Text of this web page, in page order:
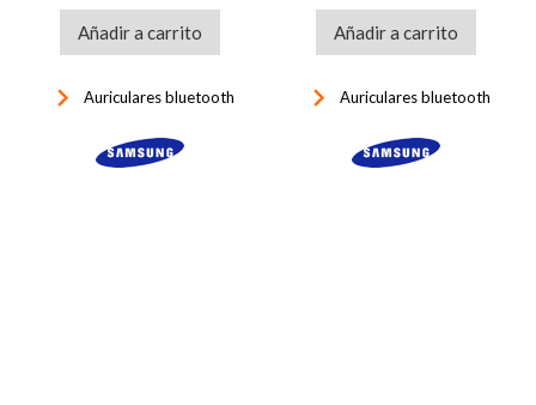
Añadir a carrito
keyboard_arrow_right Auriculares bluetooth
Añadir a carrito
keyboard_arrow_right Auriculares bluetooth